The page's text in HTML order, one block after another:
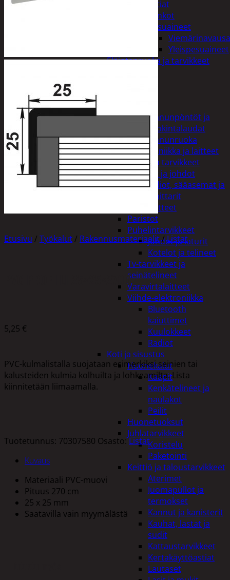
astiat
Sankot
Pesuaineet
Yleispesuaineet
Eläintenruoka ja tarvikkeet
Linnunpöntöt ja
ruokintalaudat
Linnunruoka
Kodin elektroniikka ja laitteet
Imurit ja tarvikkeet
Kaapelit ja johdot
Kelloradiot, sääasemat ja
lämpömittarit
Oheislaitteet
Paristot
Puhelintarvikkeet
Johdot ja laturit
Kotelot ja telineet
Tv-tarvikkeet ja
seinätelineet
Varavirtalaitteet
Viihde-elektroniikka
Bluetooth
kaiuttimet
Kuulokkeet
Radiot
Koti ja sisustus
Huonekalut
Kaapit
Kenkätelineet ja
naulakot
Peilit
Huonetuoksut
Juhlatarvikkeet
Koristelu
Paketointi
Keittiö ja taloustarvikkeet
Aterimet
Juomapullot ja
termokset
Kannut ja kanisterit
Kauhat, lastat ja
sudit
Kattaustarvikkeet
Kertakäyttöastiat
Lautaset
Etusivu / Työkalut / Rakennusmateriaalit/Listat
PVC PROFIILI 25×25×2700
5,25 €
PVC-kulmalistalla suojataan esimerkiksi seinien tai
kalusteiden kulmia kolhuilta ja lohkeamilta. Lista
kiinnitetään liimaamalla.
Tuotetunnus: 70307580 Osasto:Listat
Kuvaus
Materiaali PVC-muovi
Pituus 270 cm
25 x 25 mm
Saatavilla vain myymälästä